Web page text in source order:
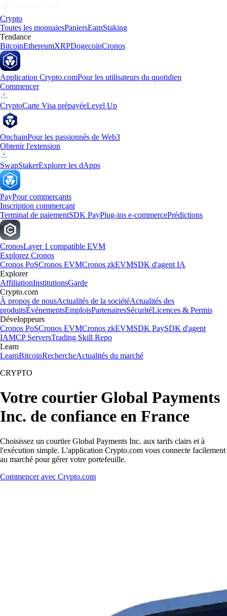
Crypto
Toutes les monnaiesPaniersEarnStaking
Tendance
BitcoinEthereumXRPDogecoinCronos
Application Crypto.comPour les utilisateurs du quotidien
Commencer
CryptoCarte Visa prépayéeLevel Up
OnchainPour les passionnés de Web3
Obtenir l'extension
SwapStakerExplorer les dApps
PayPour commerçants
Inscription commerçant
Terminal de paiementSDK PayPlug-ins e-commercePrédictions
CronosLayer 1 compatible EVM
Explorez Cronos
Cronos PoSCronos EVMCronos zkEVMSDK d'agent IA
Explorer
AffiliationInstitutionsGarde
Crypto.com
À propos de nousActualités de la sociétéActualités des
produitsÉvénementsEmploisPartenairesSécuritéLicences & Permis
Développeurs
Cronos PoSCronos EVMCronos zkEVMSDK PaySDK d'agent
IAMCP ServersTrading Skill Repo
Learn
LearnBitcoinRechercheActualités du marché
CRYPTO
Votre courtier Global Payments
Inc. de confiance en France
Choisissez un courtier Global Payments Inc. aux tarifs clairs et à
l'exécution simple. L'application Crypto.com vous connecte facilement
au marché pour gérer votre portefeuille.
Commencer avec Crypto.com